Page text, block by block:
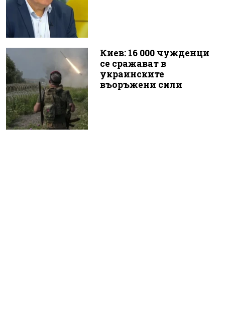
Киев: 16 000 чужденци
се сражават в
украинските
въоръжени сили